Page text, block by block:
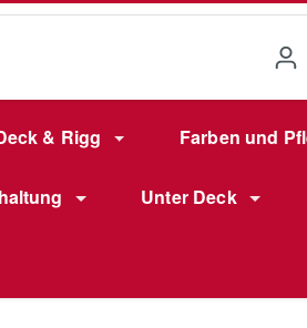
& Rigg Farben und
Unter Deck